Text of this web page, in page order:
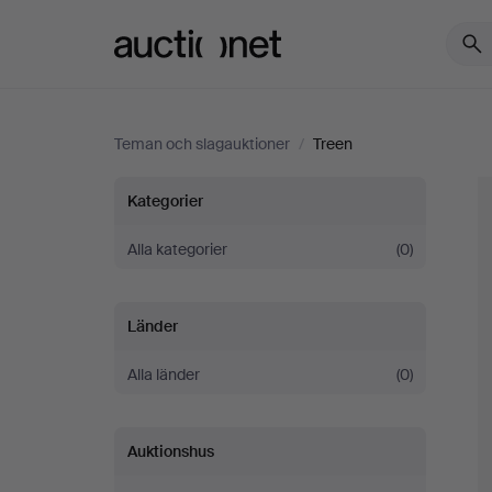
Teman och slagauktioner / Treen
Treen
Kategorier
Alla kategorier (0)
Länder
Alla länder (0)
Auktionshus